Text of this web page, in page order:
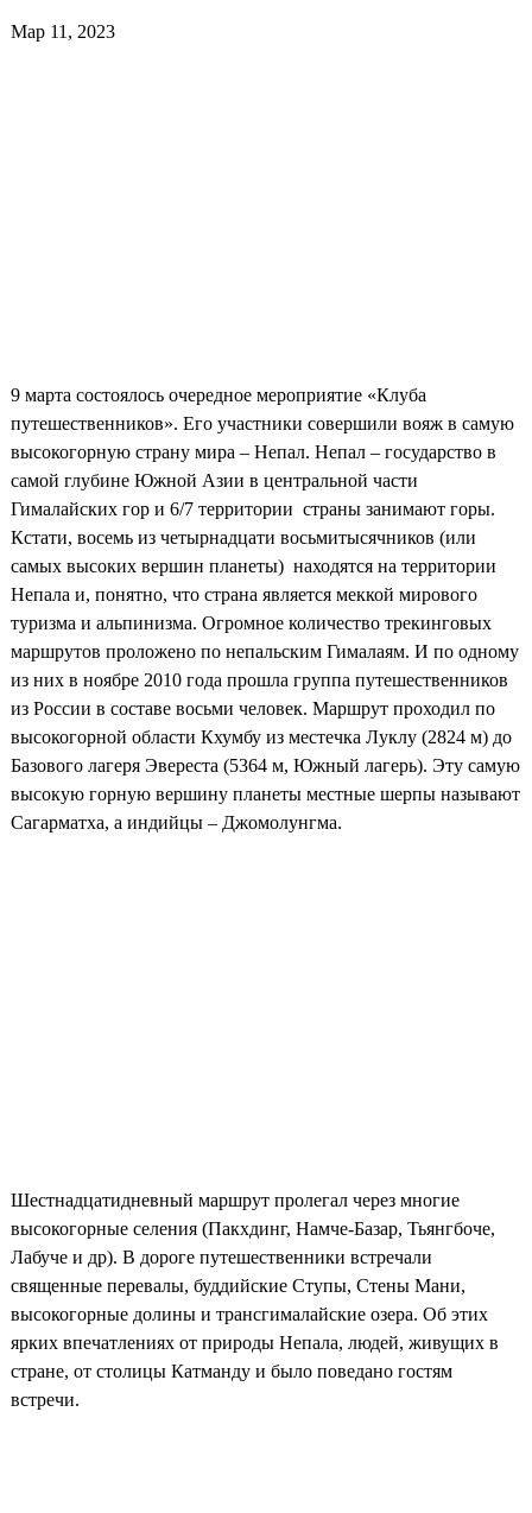
Мар 11, 2023
9 марта состоялось очередное мероприятие «Клуба
путешественников». Его участники совершили вояж в самую
высокогорную страну мира – Непал. Непал – государство в
самой глубине Южной Азии в центральной части
Гималайских гор и 6/7 территории страны занимают горы.
Кстати, восемь из четырнадцати восьмитысячников (или
самых высоких вершин планеты) находятся на территории
Непала и, понятно, что страна является меккой мирового
туризма и альпинизма. Огромное количество трекинговых
маршрутов проложено по непальским Гималаям. И по одному
из них в ноябре 2010 года прошла группа путешественников
из России в составе восьми человек. Маршрут проходил по
высокогорной области Кхумбу из местечка Луклу (2824 м) до
Базового лагеря Эвереста (5364 м, Южный лагерь). Эту самую
высокую горную вершину планеты местные шерпы называют
Сагарматха, а индийцы – Джомолунгма.
Шестнадцатидневный маршрут пролегал через многие
высокогорные селения (Пакхдинг, Намче-Базар, Тьянгбоче,
Лабуче и др). В дороге путешественники встречали
священные перевалы, буддийские Ступы, Стены Мани,
высокогорные долины и трансгималайские озера. Об этих
ярких впечатлениях от природы Непала, людей, живущих в
стране, от столицы Катманду и было поведано гостям
встречи.